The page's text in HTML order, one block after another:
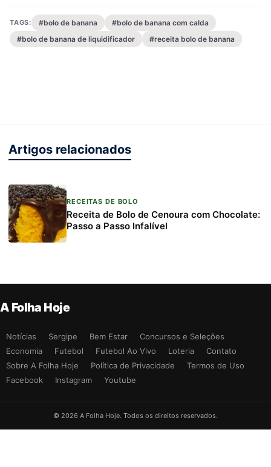
TAGS: #bolo de banana
#bolo de banana com calda
#bolo de banana de liquidificador
#receita bolo de banana
Artigos relacionados
RECEITAS DE BOLO
Receita de Bolo de Cenoura com Chocolate:
Passo a Passo Infalível
A Folha Hoje
Notícias Sergipe Bem Estar
Concursos e Seleções
Economia
Futebol Futebol Ao Vivo Loteria
Contato
Sobre A Folha Hoje
Política de Privacidade
Termos de Uso
Facebook
Instagram Youtube
© 2026 A Folha Hoje. Todos os direitos reservados.